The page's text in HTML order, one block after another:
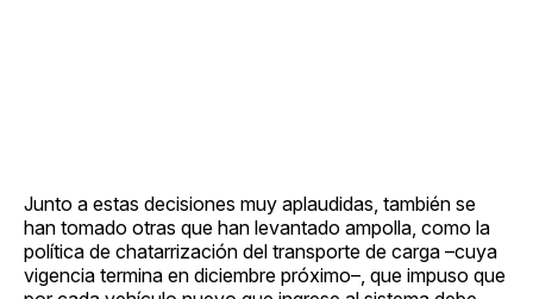
Junto a estas decisiones muy aplaudidas, también se
han tomado otras que han levantado ampolla, como la
política de chatarrización del transporte de carga –cuya
vigencia termina en diciembre próximo–, que impuso que